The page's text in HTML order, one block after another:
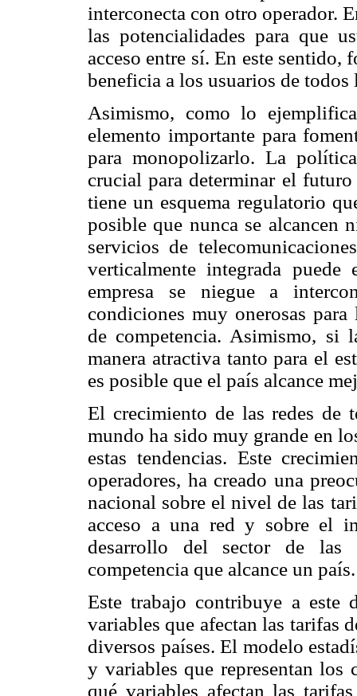
interconecta con otro operador.
las potencialidades para que
acceso entre sí. En este sentido,
beneficia a los usuarios de todos
Asimismo, como lo
elemento importante para
para monopolizarlo. La
crucial para determinar el
tiene un esquema regulatorio
posible que nunca se alcancen
servicios de
verticalmente integrada
empresa se niegue a
condiciones muy onerosas
de competencia. Asimismo, si
manera atractiva tanto para el
es posible que el país alcance
El crecimiento de las redes de
mundo ha sido muy grande en
estas tendencias. Este
operadores, ha creado una
nacional sobre el nivel de las
acceso a una red y sobre el
desarrollo del sector de las
competencia que alcance un país.
Este trabajo contribuye a este
variables que afectan las tarifas
diversos países. El modelo
y variables que representan los
qué variables afectan las